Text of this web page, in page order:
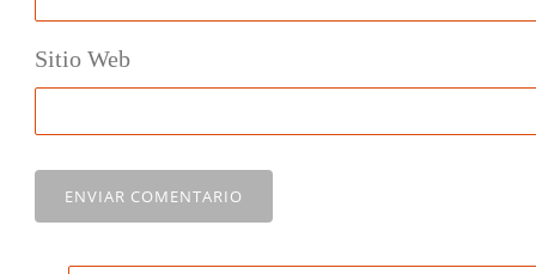
Sitio Web